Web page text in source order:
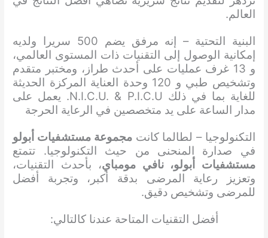
العالم.
البنية التحتية – إنه مرفق يضم 500 سريرا ولديه
إمكانية الوصول إلى التقنيات ذات المستوى العالمي،
و 13 غرف عمليات على أحدث طراز، ومختبر متقدم
وتشخيص طبي و 120 وحدة العناية المركزة الحديثة
للغاية بما في ذلك N.I.C.U. & P.I.C.U. يعمل على
مدار الساعة على يد متخصصين في الرعاية الحرجة
التكنولوجيا – لطالما كانتمجموعة مستشفيات أبولو
في صدارة المنحنى من حيث التكنولوجيا. تتمتع
مستشفيات أبولو، نافي مومباي، بأحدث التقنيات،
وتعزيز رعاية المرضى بدقة أكبر، وتجربة أفضل
للمرضى وتشخيص دقيق.
أفضل التقنيات المتاحة عندنا كالتالي: